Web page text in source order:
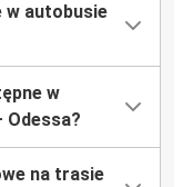
w autobusie
w
Odessa?
na trasie